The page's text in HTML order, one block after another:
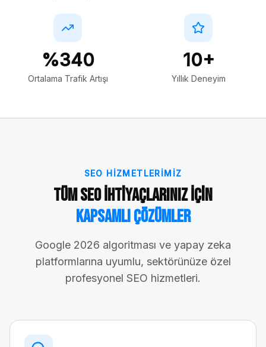
%340
Ortalama Trafik Artışı
10+
Yıllık Deneyim
SEO HIZMETLERIMIZ
Tüm SEO İhtiyaçlarınız İçin
Kapsamlı Çözümler
Google 2026 algoritması ve yapay zeka
platformlarına uyumlu, sektörünüze özel
profesyonel SEO hizmetleri.